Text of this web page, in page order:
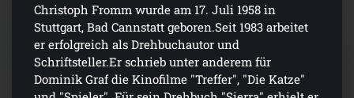
Christoph Fromm wurde am 17. Juli 1958 in
Stuttgart, Bad Cannstatt geboren.Seit 1983 arbeitet
er erfolgreich als Drehbuchautor und
Schriftsteller.Er schrieb unter anderem für
Dominik Graf die Kinofilme "Treffer", "Die Katze"